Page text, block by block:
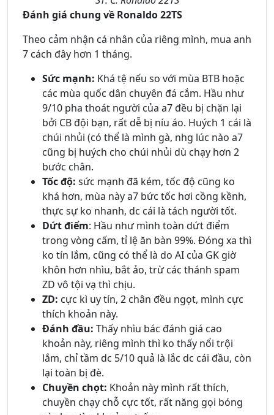
Đánh giá chung về Ronaldo 22TS
Theo cảm nhận cá nhân của riêng mình, mua anh
7 cách đây hơn 1 tháng.
Sức mạnh: Khá tệ nếu so với mùa BTB hoặc
các mùa quốc dân chuyên đá cắm. Hầu như
9/10 pha thoát người của a7 đều bị chặn lại
bởi CB đội bạn, rất dễ bị níu áo. Huých 1 cái là
chúi nhủi (có thể là mình gà, nhg lúc nào a7
cũng bị huých cho chúi nhủi dù chạy hơn 2
bước chân.
Tốc độ: sức mạnh đã kém, tốc độ cũng ko
khá hơn, mùa này a7 bức tốc hơi cồng kềnh,
thực sự ko nhanh, dc cái là tách người tốt.
Dứt điểm: Hầu như mình toàn dứt điểm
trong vòng cấm, tỉ lệ ăn bàn 99%. Đóng xa thì
ko tín lắm, cũng có thể là do AI của GK giờ
khôn hơn nhìu, bắt ảo, trừ các thánh spam
ZD vô tội vạ thì chịu.
ZD: cực kì uy tín, 2 chân đều ngọt, mình cực
thích khoản này.
Đánh đầu: Thấy nhìu bác đánh giá cao
khoản này, riêng mình thì ko thấy nổi trội
lắm, chỉ tầm dc 5/10 quả là lắc dc cái đầu, còn
lại toàn bị đè.
Chuyền chọt: Khoản này mình rất thích,
chuyền chạy chỗ cực tốt, rất năng gọi bóng